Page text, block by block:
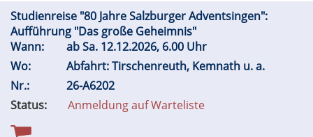
Studienreise "80 Jahre Salzburger Adventsingen":
Aufführung "Das große Geheimnis"
Wann:
abSa. 12.12.2026, 6.00 Uhr
Wo:
Abfahrt: Tirschenreuth, Kemnath u. a.
Nr.:
26-A6202
Status:
Anmeldung auf Warteliste